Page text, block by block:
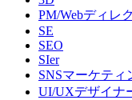
PM/Webディレ
SE
SEO
SIer
SNSマーケティ
UI/UXデザイナ